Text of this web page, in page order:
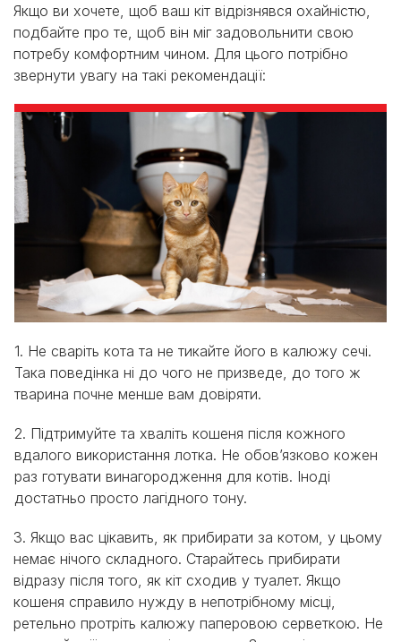
Якщо ви хочете, щоб ваш кіт відрізнявся охайністю,
подбайте про те, щоб він міг задовольнити свою
потребу комфортним чином. Для цього потрібно
звернути увагу на такі рекомендації:
1. Не сваріть кота та не тикайте його в калюжу сечі.
Така поведінка ні до чого не призведе, до того ж
тварина почне менше вам довіряти.
2. Підтримуйте та хваліть кошеня після кожного
вдалого використання лотка. Не обов’язково кожен
раз готувати винагородження для котів. Іноді
достатньо просто лагідного тону.
3. Якщо вас цікавить, як прибирати за котом, у цьому
немає нічого складного. Старайтесь прибирати
відразу після того, як кіт сходив у туалет. Якщо
кошеня справило нужду в непотрібному місці,
ретельно протріть калюжу паперовою серветкою. Не